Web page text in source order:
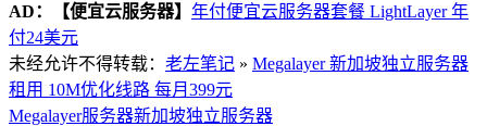
AD：
【便宜云服务器】 年付便宜云服务器套餐 LightLayer 年
付24美元
未经允许不得转载： 老左笔记 » Megalayer 新加坡独立服务器
租用 10M优化线路 每月399元
Megalayer服务器新加坡独立服务器